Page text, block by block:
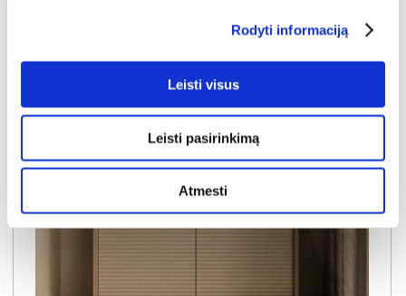
Rodyti informaciją
Leisti visus
Leisti pasirinkimą
Atmesti